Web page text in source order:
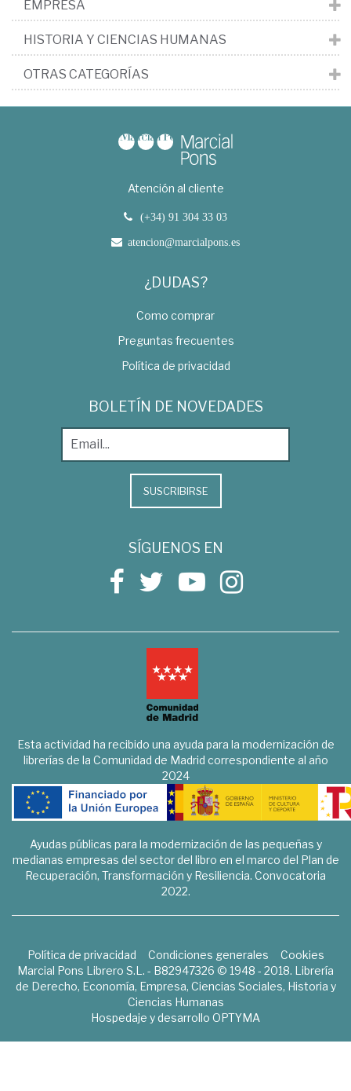
EMPRESA
HISTORIA Y CIENCIAS HUMANAS
OTRAS CATEGORÍAS
Atención al cliente
(+34) 91 304 33 03
atencion@marcialpons.es
¿DUDAS?
Como comprar
Preguntas frecuentes
Política de privacidad
BOLETÍN DE NOVEDADES
SUSCRIBIRSE
SÍGUENOS EN
Esta actividad ha recibido una ayuda para la modernización de
librerías de la Comunidad de Madrid correspondiente al año
2024
Ayudas públicas para la modernización de las pequeñas y
medianas empresas del sector del libro en el marco del Plan de
Recuperación, Transformación y Resiliencia. Convocatoria
2022.
Política de privacidad Condiciones generales
Cookies
Marcial Pons Librero S.L. - B82947326 © 1948 - 2018. Librería
de Derecho, Economía, Empresa, Ciencias Sociales, Historia y
Ciencias Humanas
Hospedaje y desarrollo OPTYMA